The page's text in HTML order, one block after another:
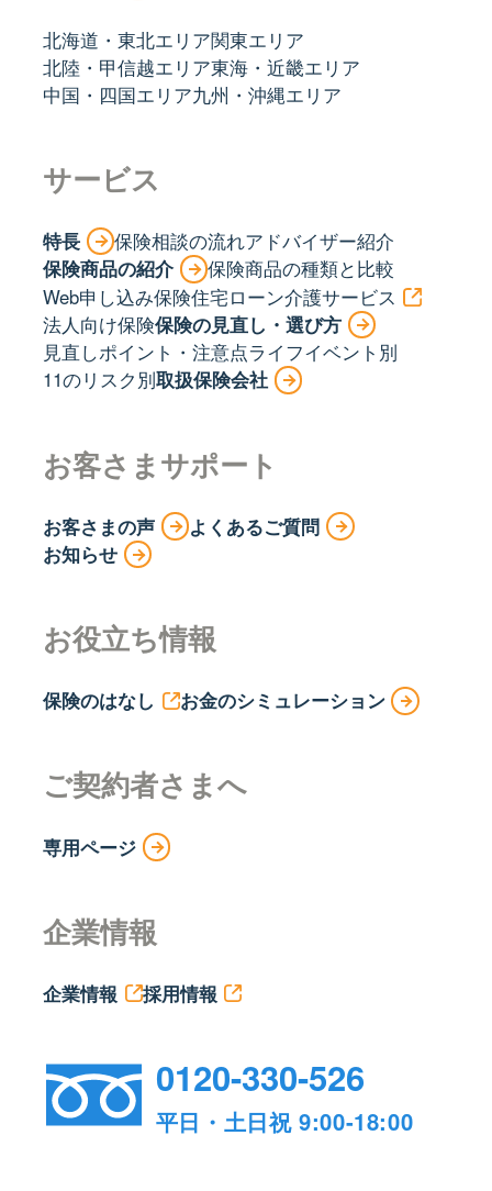
北海道・東北エリア関東エリア
北陸・甲信越エリア東海・近畿エリア
中国・四国エリア九州・沖縄エリア
サービス
特長 保険相談の流れアドバイザー紹介
保険商品の紹介
保険商品の種類と比較
Web申し込み保険住宅ローン介護サービス
法人向け保険保険の見直し・選び方
見直しポイント・注意点ライフイベント別
11のリスク別取扱保険会社
お客さまサポート
お客さまの声
よくあるご質問
お知らせ
お役立ち情報
保険のはなし お金のシミュレーション
ご契約者さまへ
専用ページ
企業情報
企業情報 採用情報
0120-330-526
平日・土日祝 9:00-18:00